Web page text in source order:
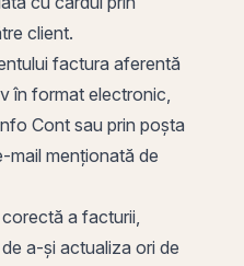
client.
factura aferentă
în format electronic,
Cont sau prin poșta
mail menționată de
a facturii,
a-și actualiza ori de